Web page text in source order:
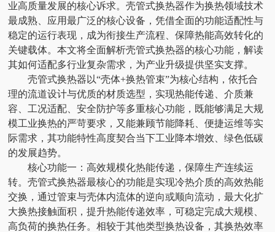
业高质量发展的核心诉求。壳管式换热器作为换热领域技术
最成熟、应用最广泛的核心设备，凭借全面的功能适配性与
稳定的运行表现，成为衔接生产流程、保障热能高效转化的
关键载体。本文将全面解析壳管式换热器的核心功能，解读
其如何适配多行业复杂需求，为产业升级提供坚实支撑。
壳管式换热器以“壳体+换热管束”为核心结构，依托合
理的流道设计与优质的材质选型，实现热能传递、介质兼
容、工况适配、安全防护等多重核心功能，既能够满足大规
模工业换热的严苛要求，又能兼顾节能降耗、便捷运维等实
际需求，其功能特性高度契合当下工业降本增效、绿色低碳
的发展趋势。
核心功能一：高效规模化热能传递，保障生产连续运
转。壳管式换热器最核心的功能是实现冷热介质的高效热能
交换，通过管束与壳体内流体的逆向或顺向流动，最大化扩
大换热接触面积，提升热能传递效率，可稳定完成大规模、
高负荷的换热任务。相较于其他类型换热设备，其换热效率